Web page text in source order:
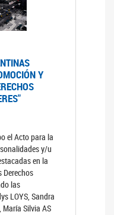
Y
el Acto para la
y/u
en la
Derechos
las
LOYS, Sandra
María Silvia AS